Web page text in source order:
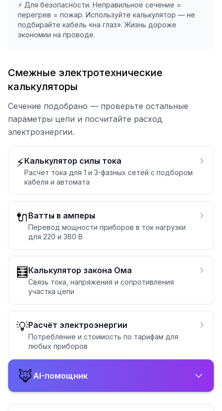
⚡ Для безопасности. Неправильное сечение =
перегрев = пожар. Используйте калькулятор — не
подбирайте кабель «на глаз». Жизнь дороже
экономии на проводе.
Смежные электротехнические
калькуляторы
Сечение подобрано — проверьте остальные
параметры цепи и посчитайте расход
электроэнергии.
⚡Калькулятор силы тока
Расчёт тока для 1 и 3-фазных сетей с подбором
кабеля и автомата
🔌 Ватты в амперы
Перевод мощности приборов в ток нагрузки
для 220 и 380 В
🧮 Калькулятор закона Ома
Связь тока, напряжения и сопротивления
участка цепи
💡Расчёт электроэнергии
Потребление и стоимость по тарифам для
любых приборов
🦊AI-помощник